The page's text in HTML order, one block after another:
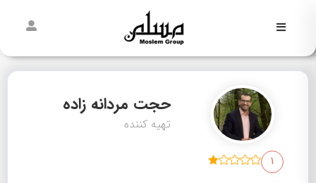
نیمه
مسلمی‌ها
حجت مردانه زاده
تهیه کننده
1